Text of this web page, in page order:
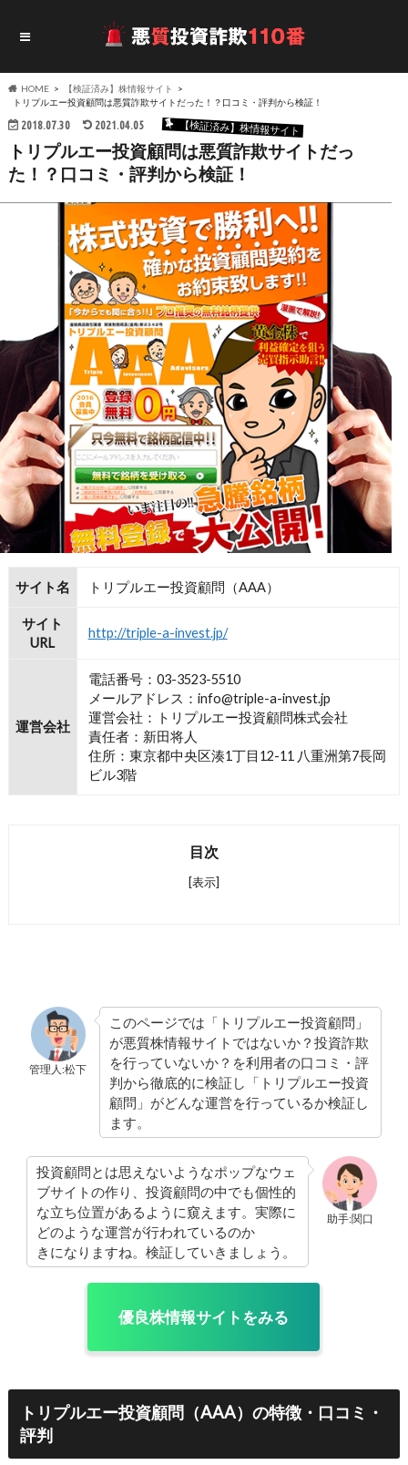
HOME
【検証済み】株情報サイト
トリプルエー投資顧問は悪質詐欺サイトだった！？口コミ・評判から検証！
2018.07.30 2021.04.05 【検証済み】株情報サイト
トリプルエー投資顧問は悪質詐欺サイトだっ
た！？口コミ・評判から検証！
サイト名 トリプルエー投資顧問（AAA）
サイト
URL
http://triple-a-invest.jp/
運営会社
電話番号：03-3523-5510
メールアドレス：info@triple-a-invest.jp
運営会社：トリプルエー投資顧問株式会社
責任者：新田将人
住所：東京都中央区湊1丁目12-11 八重洲第7長岡
ビル3階
目次
[表示]
管理人:松下
このページでは「トリプルエー投資顧問」
が悪質株情報サイトではないか？投資詐欺
を行っていないか？を利用者の口コミ・評
判から徹底的に検証し「トリプルエー投資
顧問」がどんな運営を行っているか検証し
ます。
助手:関口
投資顧問とは思えないようなポップなウェ
ブサイトの作り、投資顧問の中でも個性的
な立ち位置があるように窺えます。実際に
どのような運営が行われているのか
きになりますね。検証していきましょう。
優良株情報サイトをみる
トリプルエー投資顧問（AAA）の特徴・口コミ・
評判